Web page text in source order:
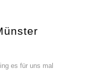
es für uns mal